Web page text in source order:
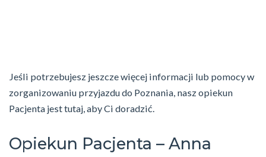
Jeśli potrzebujesz jeszcze więcej informacji lub pomocy w
zorganizowaniu przyjazdu do Poznania, nasz opiekun
Pacjenta jest tutaj, aby Ci doradzić.
Opiekun Pacjenta – Anna